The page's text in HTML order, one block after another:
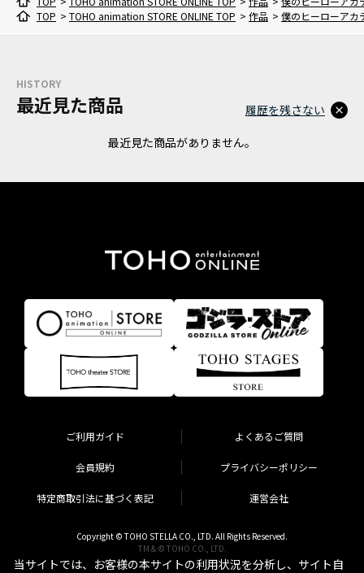
TOP > TOHO animation STORE ONLINE TOP > 作品 > 僕のヒーローアカ
HISTORY
最近見た商品
最近見た商品がありません。
履歴を残さない
ご利用ガイド よくあるご質問
会員規約 プライバシーポリシー
特定商取引法に基づく表記 運営会社
Copyright © TOHO STELLA CO., LTD. All Rights Reserved.
TM & © TOHO CO., LTD.
当サイトでは、お客様の本サイトの利用状況を分析し、サイト自